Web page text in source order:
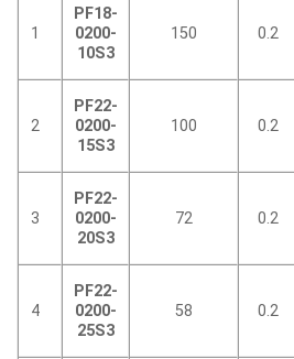
1
PF18-
0200-
10S3
150 0.2
2
PF22-
0200-
15S3
100 0.2
3
PF22-
0200-
20S3
72 0.2
4
PF22-
0200-
25S3
58 0.2